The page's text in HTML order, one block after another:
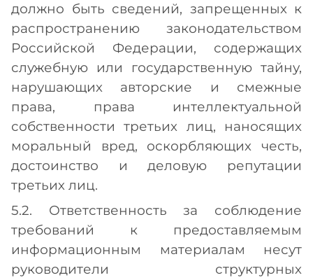
должно быть сведений, запрещенных к
распространению законодательством
Российской Федерации, содержащих
служебную или государственную тайну,
нарушающих авторские и смежные
права, права интеллектуальной
собственности третьих лиц, наносящих
моральный вред, оскорбляющих честь,
достоинство и деловую репутации
третьих лиц.
5.2. Ответственность за соблюдение
требований к предоставляемым
информационным материалам несут
руководители структурных